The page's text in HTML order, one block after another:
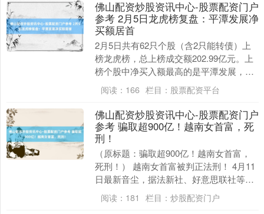
佛山配资炒股资讯中心-股票配资门户
参考 2月5日龙虎榜复盘：平潭发展净
买额居首
2月5日共有62只个股（含2只能转债）上
榜龙虎榜，总上榜成交额202.99亿元。上
榜个股中净买入额最高的是平潭发展，金
额为8.34亿元。 今日，游资席位净买入
金....
阅读： 166 栏目： 股票配资平台
佛山配资炒股资讯中心-股票配资门户
参考 骗取超900亿！越南女首富，死
刑！
（原标题：骗取超900亿！越南女首富，
死刑！） 越南女首富被判正法刑！ 4月11
日最新音尘，据法新社、好意思联社等多
家外媒报谈称，越南女首富，顶级房地产
富翁张好....
阅读： 181 栏目： 炒股配资门户